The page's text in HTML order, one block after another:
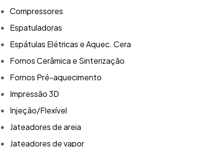
Compressores
Espatuladoras
Espátulas Elétricas e Aquec. Cera
Fornos Cerâmica e Sinterização
Fornos Pré-aquecimento
Impressão 3D
Injeção/Flexível
Jateadores de areia
Jateadores de vapor